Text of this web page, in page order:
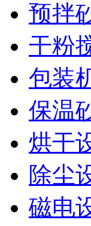
预拌
干粉
包装
保温
烘干
除尘
磁电